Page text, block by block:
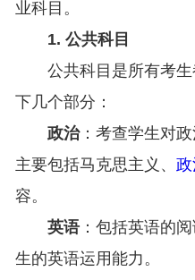
业科目。
1. 公共科目
公共科目是所有考
下几个部分：
政治：考查学生对政
主要包括马克思主义、
容。
英语：包括英语的
生的英语运用能力。